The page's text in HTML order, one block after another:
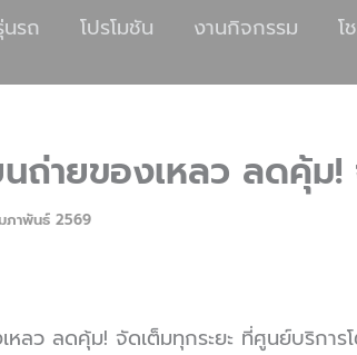
นรถ โปรโมชัน งานกิจกรรม โ
ายของเหลว ลดคุ้ม!
ภาพันธ์ 2569
ลว ลดคุ้ม! จัดเต็มทุกระยะ ที่ศูนย์บริการ